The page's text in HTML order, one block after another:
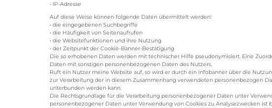
• IP-Adresse
Auf diese Weise können folgende Daten übermittelt werden:
• die eingegebenen Suchbegriffe
• die Häufigkeit von Seitenaufrufen
• die Websitefunktionen und ihre Nutzung
• der Zeitpunkt der Cookie-Banner-Bestätigung
Die so erhobenen Daten werden mit technischer Hilfe pseudonymisiert. Eine
Daten mit sonstigen personenbezogenen Daten des Nutzers.
Ruft ein Nutzer meine Website auf, so wird er durch ein Infobanner über die
zur Verarbeitung der in diesem Zusammenhang verwendeten personenbezogen
unterbunden werden kann.
Die Rechtsgrundlage für die Verarbeitung personenbezogener Daten unter
personenbezogener Daten unter Verwendung von Cookies zu Analysezwecken ist